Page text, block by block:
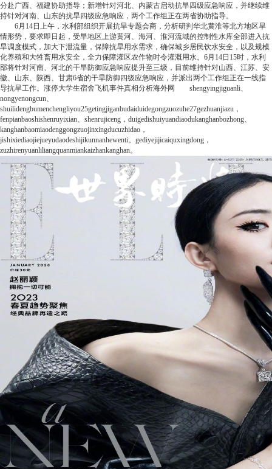
分赴广西、福建协助指导；新增针对河北、内蒙古启动抗旱四级应急响应，并继续维
持针对河南、山东的抗旱四级应急响应，两个工作组正在两省协助指导。
6月14日上午，水利部组织开展抗旱专题会商，分析研判华北黄淮等北方地区旱
情形势，要求即日起，受旱地区上游黄河、海河、淮河流域的控制性水库全部进入抗
旱调度模式，加大下泄流量，保障抗旱用水需求，确保城乡居民饮水安全，以及规模
化养殖和大牲畜用水安全，全力保障灌区农作物时令灌溉用水。6月14日15时，水利
部将针对河南、河北的干旱防御应急响应提升至三级，目前维持针对山西、江苏、安
徽、山东、陕西、甘肃6省的干旱防御四级应急响应，并派出两个工作组正在一线指
导抗旱工作。 涨停大学生宿舍飞机事件真相分析海外网 shengyingjiguanli、
nongyenongcun、
shuilidengbumenchengliyou25getingjiganbudaiduidegongzuozuhe27gezhuanjiazu，
fenpianbaoshishenruyixian、shenrujiceng，duigedishuiyuandiaodukanghanbozhong、
kanghanbaomiaodenggongzuojinxingducuzhidao，
jishixiediaojiejueyudaodeshijikunnanhewenti。gediyejijicaiquxingdong，
zuzhirenyuanliliangquanmiankaizhankanghan。